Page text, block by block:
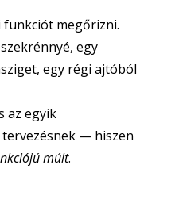
megőrizni.
egy
egy régi ajtóból
az egyik
— hiszen
múlt.